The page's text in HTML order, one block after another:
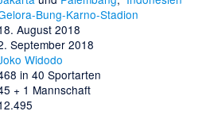
Bung-Karno-Stadion
August 2018
September 2018
Widodo
in 40 Sportarten
+ 1 Mannschaft